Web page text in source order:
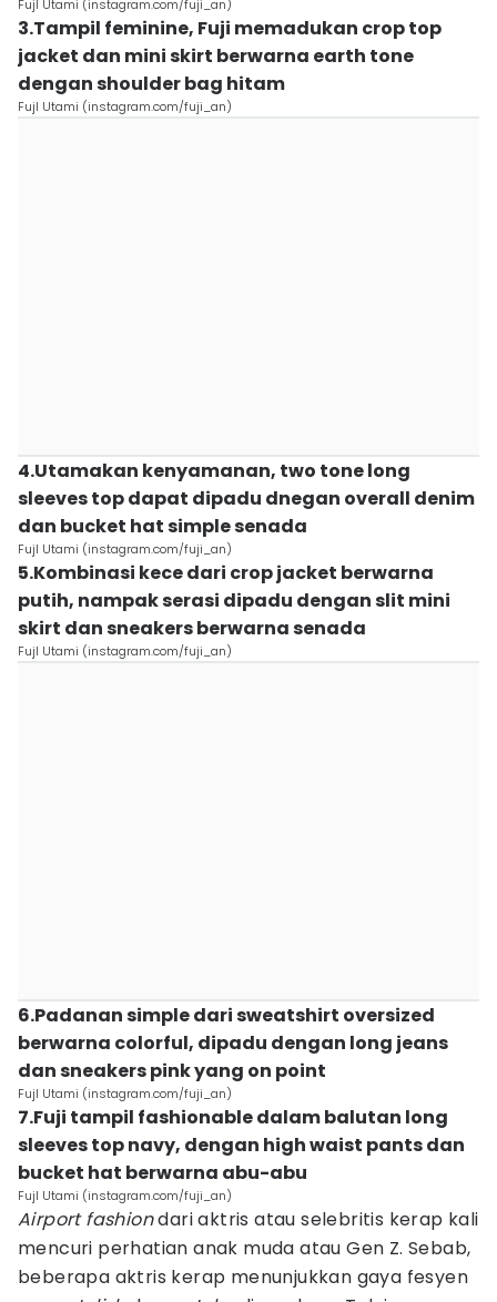
FujI Utami (instagram.com/fuji_an)
3.Tampil feminine, Fuji memadukan crop top
jacket dan mini skirt berwarna earth tone
dengan shoulder bag hitam
FujI Utami (instagram.com/fuji_an)
4.Utamakan kenyamanan, two tone long
sleeves top dapat dipadu dnegan overall denim
dan bucket hat simple senada
FujI Utami (instagram.com/fuji_an)
5.Kombinasi kece dari crop jacket berwarna
putih, nampak serasi dipadu dengan slit mini
skirt dan sneakers berwarna senada
FujI Utami (instagram.com/fuji_an)
6.Padanan simple dari sweatshirt oversized
berwarna colorful, dipadu dengan long jeans
dan sneakers pink yang on point
FujI Utami (instagram.com/fuji_an)
7.Fuji tampil fashionable dalam balutan long
sleeves top navy, dengan high waist pants dan
bucket hat berwarna abu-abu
FujI Utami (instagram.com/fuji_an)
Airport fashiondari aktris atau selebritis kerap kali
mencuri perhatian anak muda atau Gen Z. Sebab,
beberapa aktris kerap menunjukkan gaya fesyen